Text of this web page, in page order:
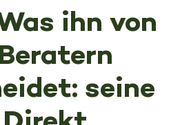
ihn von
seine